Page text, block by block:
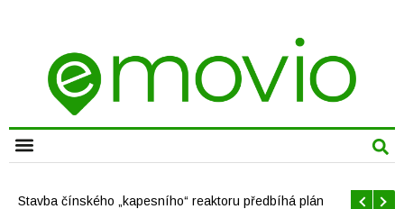
Offshore větrné elektrárny v USA se mají brzy rozrůst